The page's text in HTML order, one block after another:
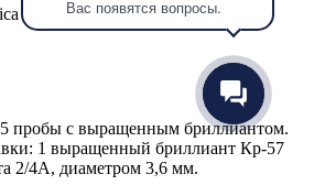
Вас появятся вопросы.
/ Помолвочные / Серебряная
пробы с выращенным бриллиантом.
1 выращенный бриллиант Кр-57
2/4А, диаметром 3,6 мм.